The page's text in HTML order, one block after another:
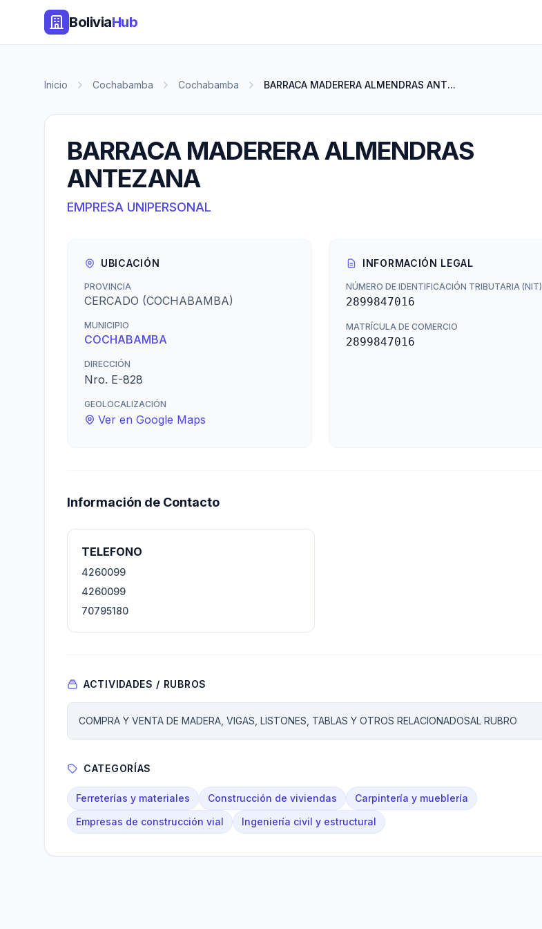
BoliviaHub
Inicio Cochabamba Cochabamba BARRACA MADERERA ALMENDRAS ANT...
BARRACA MADERERA ALMENDRAS
ANTEZANA
EMPRESA UNIPERSONAL
UBICACIÓN
PROVINCIA
CERCADO (COCHABAMBA)
MUNICIPIO
COCHABAMBA
DIRECCIÓN
Nro. E-828
GEOLOCALIZACIÓN
Ver en Google Maps
INFORMACIÓN LEGAL
NÚMERO DE IDENTIFICACIÓN TRIBUTARIA (NIT)
2899847016
MATRÍCULA DE COMERCIO
2899847016
Información de Contacto
TELEFONO
4260099
4260099
70795180
ACTIVIDADES / RUBROS
COMPRA Y VENTA DE MADERA, VIGAS, LISTONES, TABLAS Y OTROS RELACIONADOSAL RUBRO
CATEGORÍAS
Ferreterías y materiales Construcción de viviendas
Carpintería y mueblería
Empresas de construcción vial
Ingeniería civil y estructural